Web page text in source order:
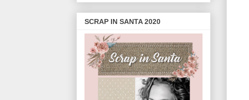
SCRAP IN SANTA 2020